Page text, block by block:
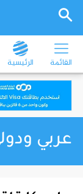
القائمة الرئيسية
عربي